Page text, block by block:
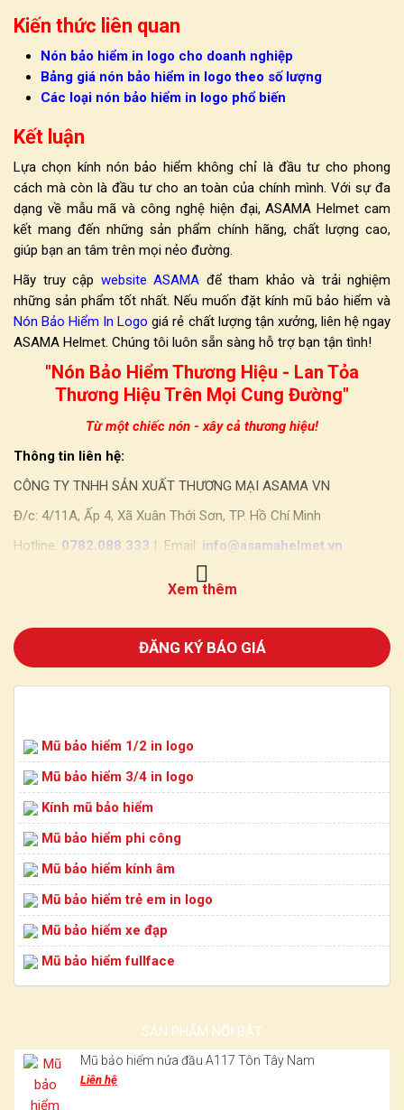
Kiến thức liên quan
Nón bảo hiểm in logo cho doanh nghiệp
Bảng giá nón bảo hiểm in logo theo số lượng
Các loại nón bảo hiểm in logo phổ biến
Kết luận
Lựa chọn kính nón bảo hiểm không chỉ là đầu tư cho phong
cách mà còn là đầu tư cho an toàn của chính mình. Với sự đa
dạng về mẫu mã và công nghệ hiện đại, ASAMA Helmet cam
kết mang đến những sản phẩm chính hãng, chất lượng cao,
giúp bạn an tâm trên mọi nẻo đường.
Hãy truy cập website ASAMA để tham khảo và trải nghiệm
những sản phẩm tốt nhất. Nếu muốn đặt kính mũ bảo hiểm và
Nón Bảo Hiểm In Logo giá rẻ chất lượng tận xưởng, liên hệ ngay
ASAMA Helmet. Chúng tôi luôn sẵn sàng hỗ trợ bạn tận tình!
"Nón Bảo Hiểm Thương Hiệu - Lan Tỏa
Thương Hiệu Trên Mọi Cung Đường"
Từ một chiếc nón - xây cả thương hiệu!
Thông tin liên hệ:
CÔNG TY TNHH SẢN XUẤT THƯƠNG MẠI ASAMA VN
Đ/c: 4/11A, Ấp 4, Xã Xuân Thới Sơn, TP. Hồ Chí Minh
Hotline: 0782.088.333 | Email: info@asamahelmet.vn
Xem thêm
ĐĂNG KÝ BÁO GIÁ
Mũ bảo hiểm 1/2 in logo
Mũ bảo hiểm 3/4 in logo
Kính mũ bảo hiểm
Mũ bảo hiểm phi công
Mũ bảo hiểm kính âm
Mũ bảo hiểm trẻ em in logo
Mũ bảo hiểm xe đạp
Mũ bảo hiểm fullface
SẢN PHẨM NỔI BẬT
Mũ bảo hiểm nửa đầu A117 Tôn Tây Nam
Liên hệ